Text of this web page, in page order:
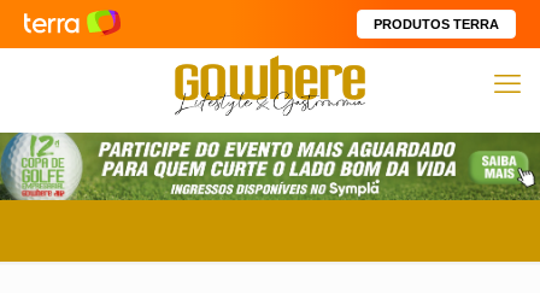
PRODUTOS TERRA